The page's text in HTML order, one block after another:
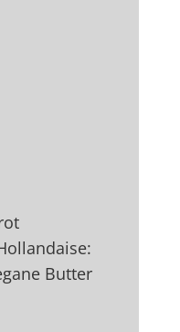
Butter